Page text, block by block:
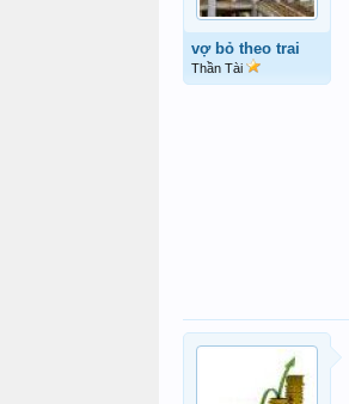
vợ bỏ theo trai
Thần Tài